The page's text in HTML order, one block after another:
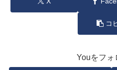
コ
Youをフォ